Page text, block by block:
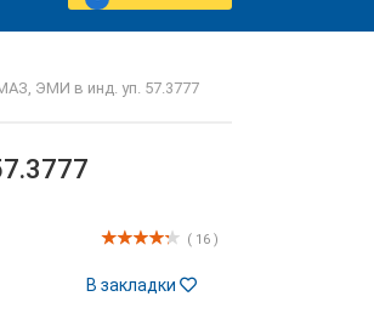
ЭМИ в инд. уп. 57.3777
( 16 )
В закладки